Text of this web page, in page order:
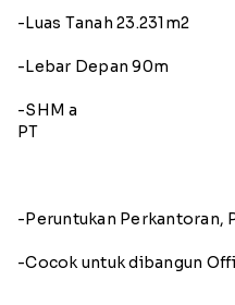
-Luas Tanah 23.231m2
-Lebar Depan 90m
-SHM a
PT
-Peruntukan Perkantoran,
-Cocok untuk dibangun